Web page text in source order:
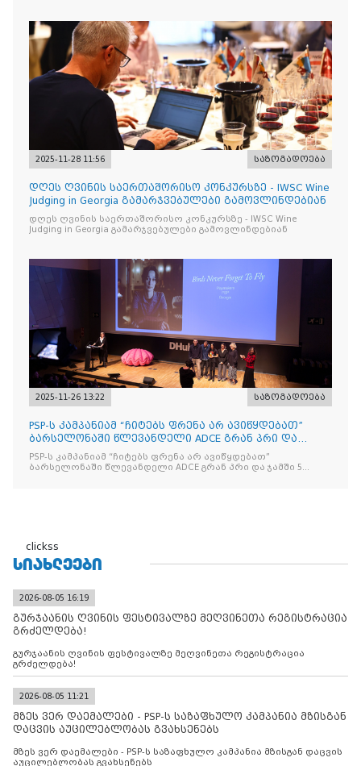
2025-11-28 11:56 საზოგადოება
დღეს ღვინის საერთაშორისო კონკურსზე - IWSC Wine
Judging in Georgia გამარჯვებულები გამოვლინდებიან
დღეს ღვინის საერთაშორისო კონკურსზე - IWSC Wine
Judging in Georgia გამარჯვებულები გამოვლინდებიან
2025-11-26 13:22 საზოგადოება
PSP-ს კამპანიამ “ჩიტებს ფრენა არ ავიწყდებათ”
ბარსელონაში წლევანდელი ADCE გრან პრი და
ჯამში 5 ჯილდო მ
PSP-ს კამპანიამ “ჩიტებს ფრენა არ ავიწყდებათ”
ბარსელონაში წლევანდელი ADCE გრან პრი და ჯამში 5
clickss
ᲡᲘᲐᲮᲚᲔᲔᲑᲘ
2026-08-05 16:19
გურჯაანის ღვინის ფესტივალზე მეღვინეთა რეგისტრაცია
გრძელდება!
გურჯაანის ღვინის ფესტივალზე მეღვინეთა რეგისტრაცია
გრძელდება!
2026-08-05 11:21
მზეს ვერ დაემალები - PSP-ს საზაფხულო კამპანია მზისგან
დაცვის აუცილებლობას გვახსენებს
მზეს ვერ დაემალები - PSP-ს საზაფხულო კამპანია მზისგან დაცვის
აუცილებლობას გვახსენებს